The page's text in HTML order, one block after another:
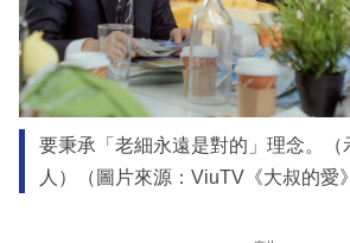
要秉承「老細永遠是對的」理念。（
人）（圖片來源：ViuTV《大叔的愛